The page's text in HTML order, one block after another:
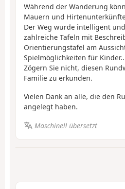
Während der Wanderung
Mauern und
Der Weg wurde intelligent
zahlreiche Tafeln mit
Orientierungstafel am
Spielmöglichkeiten für
Zögern Sie nicht, diesen
Familie zu erkunden.
Vielen Dank an alle, die den
angelegt haben.
Maschinell übersetzt